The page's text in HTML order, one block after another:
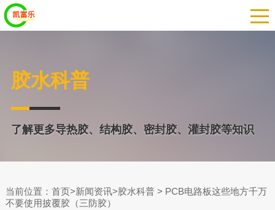
胶水科普
了解更多导热胶、结构胶、密封胶、灌封胶等知识
当前位置： 首页>新闻资讯>胶水科普> PCB电路板这些地方千万
不要使用披覆胶（三防胶）